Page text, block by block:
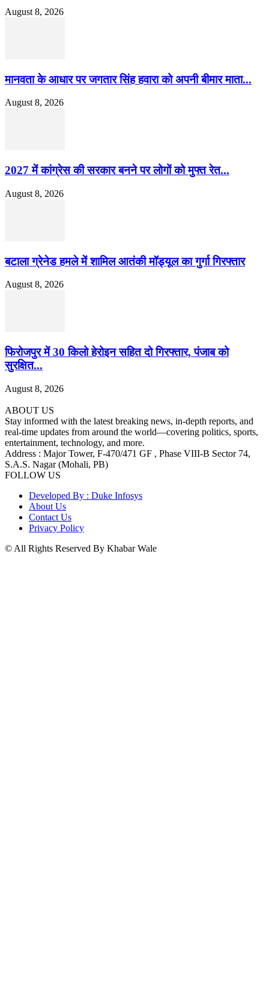
August 8, 2026
मानवता के आधार पर जगतार सिंह हवारा को अपनी बीमार माता...
August 8, 2026
2027 में कांग्रेस की सरकार बनने पर लोगों को मुफ्त रेत...
August 8, 2026
बटाला ग्रेनेड हमले में शामिल आतंकी मॉड्यूल का गुर्गा गिरफ्तार
August 8, 2026
फिरोजपुर में 30 किलो हेरोइन सहित दो गिरफ्तार, पंजाब को
सुरक्षित...
August 8, 2026
ABOUT US
Stay informed with the latest breaking news, in-depth reports, and
real-time updates from around the world—covering politics, sports,
entertainment, technology, and more.
Address : Major Tower, F-470/471 GF , Phase VIII-B Sector 74,
S.A.S. Nagar (Mohali, PB)
FOLLOW US
Developed By : Duke Infosys
About Us
Contact Us
Privacy Policy
© All Rights Reserved By Khabar Wale